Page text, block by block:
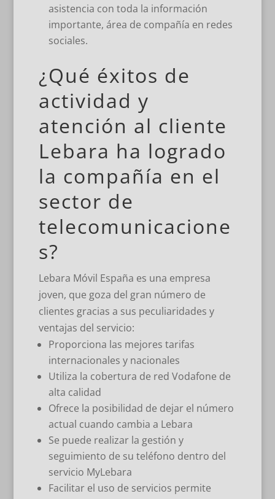
asistencia con toda la información
importante, área de compañía en redes
sociales.
¿Qué éxitos de
actividad y
atención al cliente
Lebara ha logrado
la compañía en el
sector de
telecomunicacione
s?
Lebara Móvil España es una empresa
joven, que goza del gran número de
clientes gracias a sus peculiaridades y
ventajas del servicio:
Proporciona las mejores tarifas
internacionales y nacionales
Utiliza la cobertura de red Vodafone de
alta calidad
Ofrece la posibilidad de dejar el número
actual cuando cambia a Lebara
Se puede realizar la gestión y
seguimiento de su teléfono dentro del
servicio MyLebara
Facilitar el uso de servicios permite